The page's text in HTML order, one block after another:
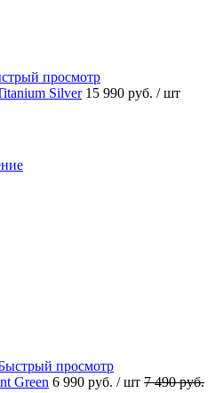
просмотр
Silver 15 990 руб. / шт
просмотр
Green 6 990 руб. / шт 7 490 руб.